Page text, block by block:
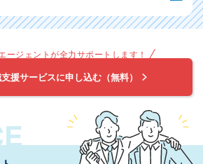
ージェントが全力サポートします！
援サービスに申し込む（無料）